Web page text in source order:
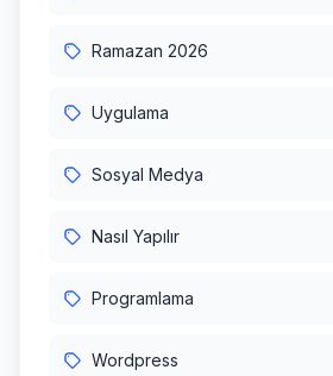
Ramazan 2026
Uygulama
Sosyal Medya
Nasıl Yapılır
Programlama
Wordpress